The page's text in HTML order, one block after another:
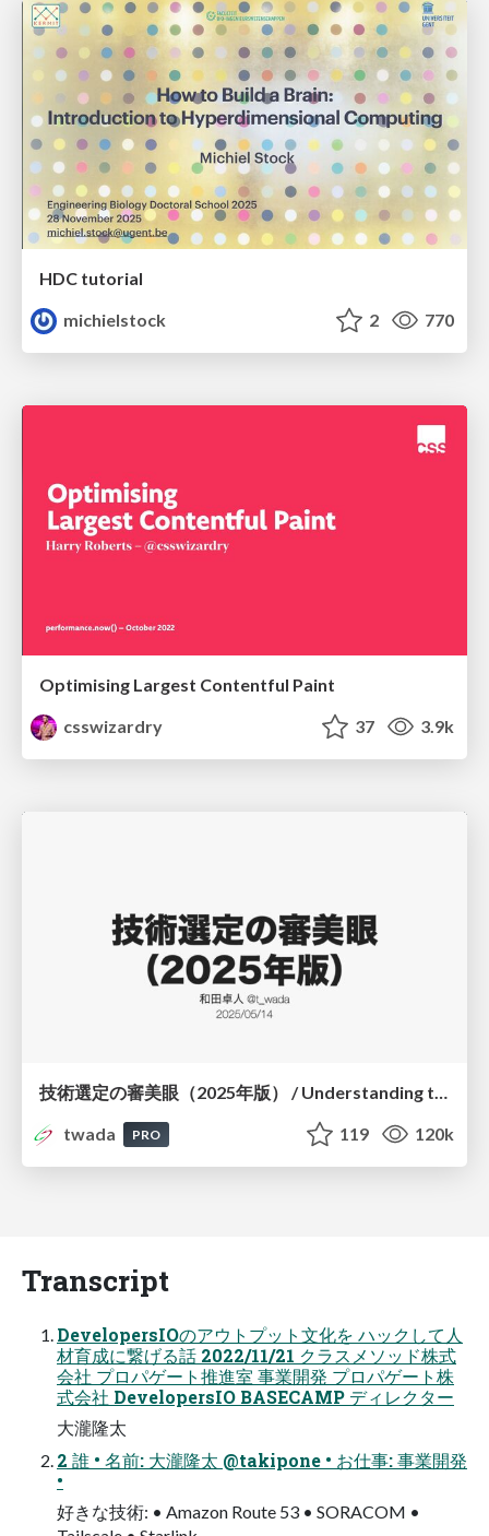
HDC tutorial
michielstock
2 770
Optimising Largest Contentful Paint
csswizardry
37 3.9k
twada
PRO 119 120k
Transcript
DevelopersIOのアウトプット⽂化を ハックして⼈
材育成に繋げる話 2022/11/21 クラスメソッド株式
会社 プロパゲート推進室 事業開発 プロパゲート株
式会社 DevelopersIO BASECAMP ディレクター
⼤瀧隆太
2 誰 • 名前: ⼤瀧隆太 @takipone • お仕事: 事業開発
•
好きな技術: • Amazon Route 53 • SORACOM •